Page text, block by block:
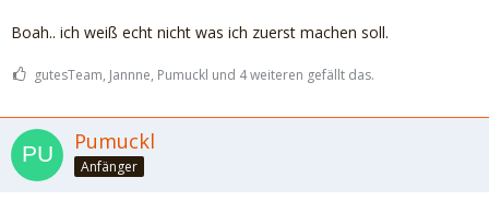
Boah.. ich weiß echt nicht was ich zuerst machen soll.
gutesTeam, Jannne, Pumuckl und 4 weiteren gefällt das.
Pumuckl
Anfänger